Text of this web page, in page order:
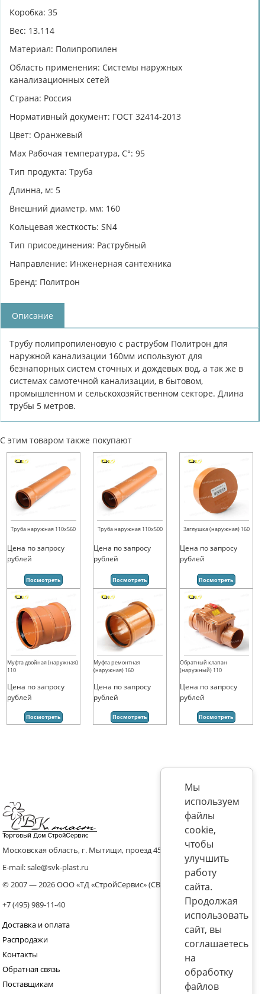
Коробка: 35
Вес: 13.114
Материал: Полипропилен
Область применения: Системы наружных
канализационных сетей
Страна: Россия
Нормативный документ: ГОСТ 32414-2013
Цвет: Оранжевый
Max Рабочая температура, C°: 95
Тип продукта: Труба
Длинна, м: 5
Внешний диаметр, мм: 160
Кольцевая жесткость: SN4
Тип присоединения: Раструбный
Направление: Инженерная сантехника
Бренд: Политрон
Описание
Трубу полипропиленовую с раструбом Политрон для
наружной канализации 160мм используют для
безнапорных систем сточных и дождевых вод, а так же в
системах самотечной канализации, в бытовом,
промышленном и сельскохозяйственном секторе. Длина
трубы 5 метров.
С этим товаром также покупают
Труба наружная 110х560
Цена по запросу
рублей
Посмотреть
Труба наружная 110х500
Цена по запросу
рублей
Посмотреть
Заглушка (наружная) 160
Цена по запросу
рублей
Посмотреть
Муфта двойная (наружная)
110
Цена по запросу
рублей
Посмотреть
Муфта ремонтная
(наружная) 160
Цена по запросу
рублей
Посмотреть
Обратный клапан
(наружный) 110
Цена по запросу
рублей
Посмотреть
Московская область, г. Мытищи, проезд 4536 владение 8, стр.10
E-mail: sale@svk-plast.ru
© 2007 — 2026 ООО «ТД «СтройСервис» (СВК)
+7 (495) 989-11-40
Доставка и оплата
Распродажи
Контакты
Обратная связь
Поставщикам
Мы
используем
файлы
cookie,
чтобы
улучшить
работу
сайта.
Продолжая
использовать
сайт, вы
соглашаетесь
на
обработку
файлов